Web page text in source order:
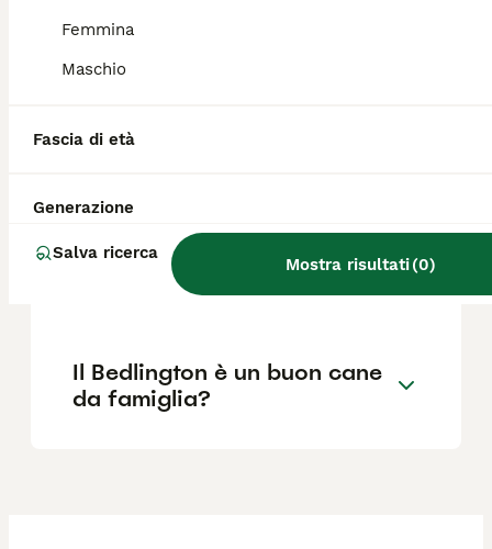
Femmina
Maschio
Fascia di età
Generazione
Salva ricerca
Mostra risultati(0)
ruvido e morbido, è una delle sue
Bedlington Terrier?
Dove posso trovare
allevamenti di Bedlington
Terrier in Italia?
Il Bedlington è un buon cane
da famiglia?